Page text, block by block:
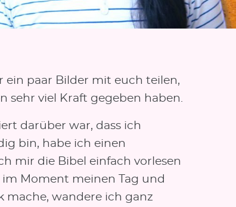
paar Bilder mit euch teilen,
sehr viel Kraft gegeben haben.
darüber war, dass ich
bin, habe ich einen
mir die Bibel einfach vorlesen
im Moment meinen Tag und
mache, wandere ich ganz